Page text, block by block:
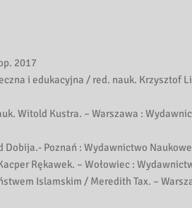
2017
i edukacyjna / red. nauk. Krzysztof
Witold Kustra. – Warszawa :
Poznań : Wydawnictwo Naukowe
Rękawek. – Wołowiec :
Islamskim / Meredith Tax. –